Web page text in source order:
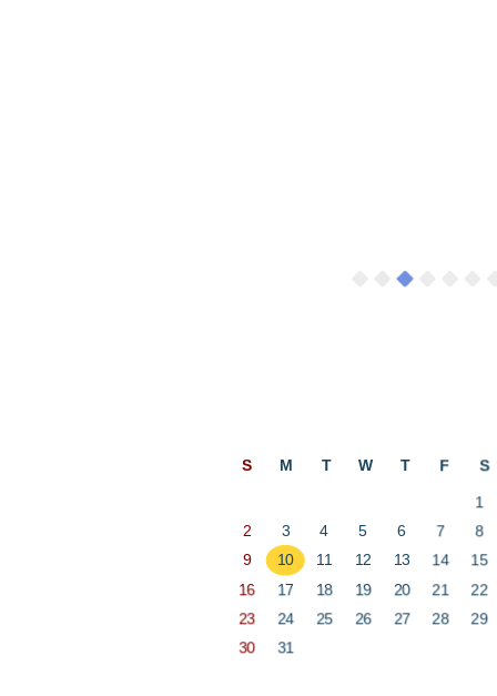
S M T W T F S
1
2
3 4 5 6 7
8
9
10 11 12 13 14 15
16 17 18 19 20 21
22
23
24 25 26 27 28
29
30
31